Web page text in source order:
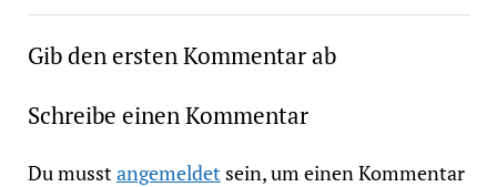
Gib den ersten Kommentar ab
Schreibe einen Kommentar
Du musstangemeldetsein, um einen Kommentar